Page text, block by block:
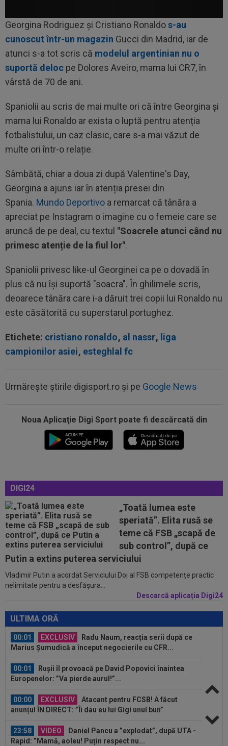
Georgina Rodriguez și Cristiano Ronaldos-au
cunoscut într-un magazin Gucci din Madrid, iar de
atunci s-a tot scris că modelul argentinian nu o
suportă deloc pe Dolores Aveiro, mama lui CR7, în
vârstă de 70 de ani.
Spaniolii au scris de mai multe ori că între Georgina și
mama lui Ronaldo ar exista o luptă pentru atenția
fotbalistului, un caz clasic, care s-a mai văzut de
multe ori într-o relație.
Sâmbătă, chiar a doua zi după Valentine's Day,
Georgina a ajuns iar în atenția presei din
Spania. Mundo Deportivo a remarcat că tânăra a
apreciat pe Instagram o imagine cu o femeie care se
aruncă de pe deal, cu textul "Soacrele atunci când nu
primesc atenție de la fiul lor".
Spaniolii privesc like-ul Georginei ca pe o dovadă în
plus că nu își suportă "soacra". În ghilimele scris,
deoarece tânăra care i-a dăruit trei copii lui Ronaldo nu
este căsătorită cu superstarul portughez.
Etichete: cristiano ronaldo, al nassr, liga
campionilor asiei, esteghlal fc
Urmărește știrile digisport.ro și pe Google News
Noua Aplicaţie Digi Sport poate fi descărcată din
DIGI24
„Toată lumea este
speriată”. Elita rusă se
teme că FSB „scapă de
sub control”, după ce
Putin a extins puterea serviciului
Vladimir Putin a acordat Serviciului Doi al FSB competențe practic
nelimitate pentru a desfășura...
Descarcă aplicația Digi24
ULTIMA ORĂ
00:01
Rușii îl provoacă pe David Popovici înaintea
Europenelor: ”Va pierde aurul!”...
EXCLUSIV
Atacant pentru FCSB! A făcut
23:58 VIDEO
Daniel Pancu a ”explodat”, după UTA -
Rapid: ”Mamă, aoleu! Puțin respect nu...
23:54
”Păcat!” Adrian Mihalcea a spus totul despre
Alexi Pitu, după ce jucătorul fost...
23:42 EXCLUSIV
2 la 1: au dat verdictul la cea mai
controversată fază din UTA - Rapid...
00:02 EXCLUSIV
Rapid a dat lovitura! Victor
Angelescu a anunțat transferul: "Foarte bun"
transferul la încă o echipă de UCL! Picat la...
00:01 EXCLUSIV
Radu Naum, reacția serii după ce
Marius Șumudică a început negocierile cu CFR...
00:01
Rușii îl provoacă pe David Popovici înaintea
Europenelor: ”Va pierde aurul!”...
00:00 EXCLUSIV
Atacant pentru FCSB! A făcut
anunțul ÎN DIRECT: ”Îi dau eu lui Gigi unul bun”
23:58 VIDEO
Daniel Pancu a ”explodat”, după UTA -
Rapid: ”Mamă, aoleu! Puțin respect nu...